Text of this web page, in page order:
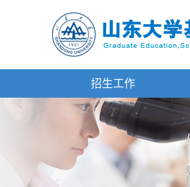
招生工作